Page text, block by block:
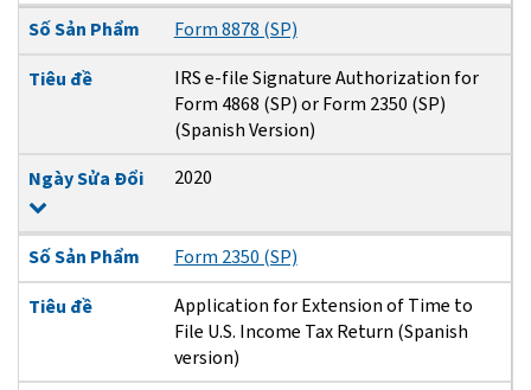
Số Sản Phẩm
Form 8878 (SP)
Tiêu đề
IRS e-file Signature Authorization for
Form 4868 (SP) or Form 2350 (SP)
(Spanish Version)
Ngày Sửa Đổi
2020
Số Sản Phẩm
Form 2350 (SP)
Tiêu đề
Application for Extension of Time to
File U.S. Income Tax Return (Spanish
version)